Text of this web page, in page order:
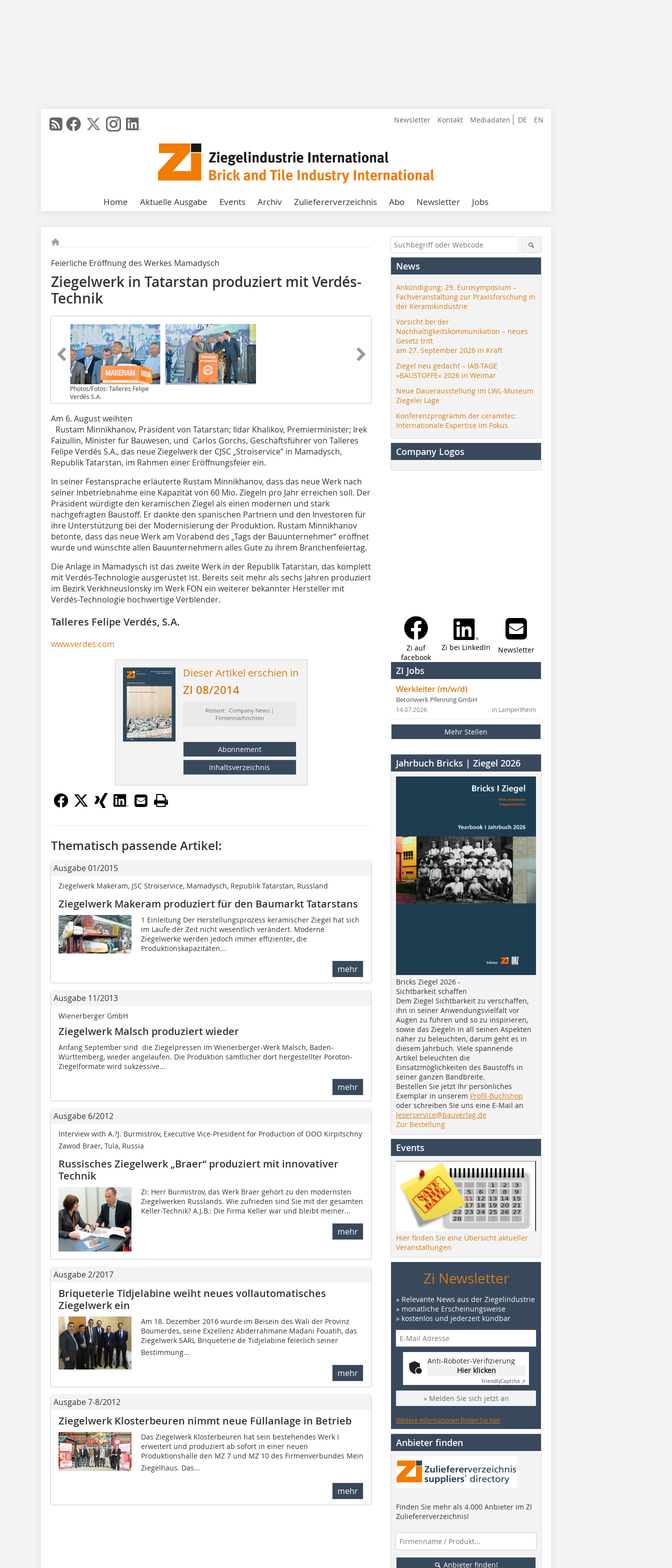
DE EN
Newsletter Kontakt Mediadaten
Home Aktuelle Ausgabe Events Archiv Zuliefererverzeichnis Abo Newsletter Jobs
Feierliche Eröffnung des Werkes Mamadysch
Ziegelwerk in Tatarstan produziert mit Verdés-
Technik
Photos/Fotos: Talleres Felipe
Verdés S.A.
Am 6. August weihten
Rustam Minnikhanov, Präsident von Tatarstan; Ildar Khalikov, Premierminister; Irek
Faizullin, Minister für Bauwesen, und Carlos Gorchs, Geschäftsführer von Talleres
Felipe Verdés S.A., das neue Ziegelwerk der CJSC „Stroiservice” in Mamadysch,
Republik Tatarstan, im Rahmen einer Eröffnungsfeier ein.
In seiner Festansprache erläuterte Rustam Minnikhanov, dass das neue Werk nach
seiner Inbetriebnahme eine Kapazität von 60 Mio. Ziegeln pro Jahr erreichen soll. Der
Präsident würdigte den keramischen Ziegel als einen modernen und stark
nachgefragten Baustoff. Er dankte den spanischen Partnern und den Investoren für
ihre Unterstützung bei der Modernisierung der Produktion. Rustam Minnikhanov
betonte, dass das neue Werk am Vorabend des „Tags der Bauunternehmer“ eröffnet
wurde und wünschte allen Bauunternehmern alles Gute zu ihrem Branchenfeiertag.
Die Anlage in Mamadysch ist das zweite Werk in der Republik Tatarstan, das komplett
mit Verdés-Technologie ausgerüstet ist. Bereits seit mehr als sechs Jahren produziert
im Bezirk Verkhneuslonsky im Werk FON ein weiterer bekannter Hersteller mit
Verdés-Technologie hochwertige Verblender.
Talleres Felipe Verdés, S.A.
www.verdes.com
Dieser Artikel erschien in
ZI 08/2014
Ressort: Company News |
Firmennachrichten
Abonnement
Inhaltsverzeichnis
Thematisch passende Artikel:
Ausgabe 01/2015
Ziegelwerk Makeram, JSC Stroiservice, Mamadysch, Republik Tatarstan, Russland
Ziegelwerk Makeram produziert für den Baumarkt Tatarstans
1 Einleitung Der Herstellungsprozess keramischer Ziegel hat sich
im Laufe der Zeit nicht wesentlich verändert. Moderne
Ziegelwerke ­werden jedoch immer effizienter, die
Produktionskapazitäten...
mehr
Ausgabe 11/2013
Wienerberger GmbH
Ziegelwerk Malsch produziert wieder
Anfang September sind die Ziegelpressen im Wienerberger-Werk Malsch, Baden-
Württemberg, wieder angelaufen. Die Produktion sämtlicher dort hergestellter Poroton-
Ziegelformate wird sukzessive...
mehr
Ausgabe 6/2012
Interview with A.?J. Burmistrov, Executive Vice-President for Production of OOO Kirpitschny
Zawod Braer, Tula, Russia
Russisches Ziegelwerk „Braer“ produziert mit innovativer
Technik
Zi: Herr Burmistrov, das Werk Braer gehört zu den modernsten
Ziegelwerken Russlands. Wie zufrieden sind Sie mit der gesamten
Keller-Technik? A.J.B.: Die Firma Keller war und bleibt meiner...
mehr
Ausgabe 2/2017
Briqueterie Tidjelabine weiht neues vollautomatisches
Ziegelwerk ein
Am 18. Dezember 2016 wurde im Beisein des Wali der Provinz
Boumerdes, seine Exzellenz Abderrahmane Madani Fouatih, das
Ziegelwerk SARL Briqueterie de Tidjelabine feierlich seiner
Bestimmung...
mehr
Ausgabe 7-8/2012
Ziegelwerk Klosterbeuren nimmt neue Füllanlage in Betrieb
Das Ziegelwerk Klosterbeuren hat sein bestehendes Werk I
erweitert und produziert ab sofort in einer neuen
Produktionshalle den MZ 7 und MZ 10 des Firmenverbundes Mein
Ziegelhaus. Das...
mehr
News
Ankündigung: 29. Eurosymposium –
Fachveranstaltung zur Praxisforschung in
der Keramikindustrie
Vorsicht bei der
Nachhaltigkeitskommunikation – neues
Gesetz tritt
am 27. September 2026 in Kraft
Ziegel neu gedacht – IAB-TAGE
»BAUSTOFFE« 2026 in Weimar
Neue Dauerausstellung im LWL-Museum
Ziegelei Lage
Konferenzprogramm der ceramitec:
Internationale Expertise im Fokus
Company Logos
Zi auf
facebook
Zi bei LinkedIn Newsletter
ZI Jobs
Werkleiter (m/w/d)
Betonwerk Pfenning GmbH
in Lampertheim
14.07.2026
Mehr Stellen
Jahrbuch Bricks | Ziegel 2026
Bricks Ziegel 2026 -
Sichtbarkeit schaffen
Dem Ziegel Sichtbarkeit zu verschaffen,
ihn in seiner Anwendungsvielfalt vor
Augen zu führen und so zu inspirieren,
sowie das Ziegeln in all seinen Aspekten
näher zu beleuchten, darum geht es in
diesem Jahrbuch. Viele spannende
Artikel beleuchten die
Einsatzmöglichkeiten des Baustoffs in
seiner ganzen Bandbreite.
Bestellen Sie jetzt Ihr persönliches
Exemplar in unserem Profil-Buchshop
oder schreiben Sie uns eine E-Mail an
leserservice@bauverlag.de
Zur Bestellung
Events
Hier finden Sie eine Übersicht aktueller
Veranstaltungen
Zi Newsletter
» Relevante News aus der Ziegelindustrie
» monatliche Erscheinungsweise
» kostenlos und jederzeit kündbar
Anti-Roboter-Verifizierung
Hier klicken
FriendlyCaptcha ⇗
» Melden Sie sich jetzt an
Weitere Informationen finden Sie hier
Anbieter finden
Finden Sie mehr als 4.000 Anbieter im ZI
Zuliefererverzeichnis!
Anbieter finden!